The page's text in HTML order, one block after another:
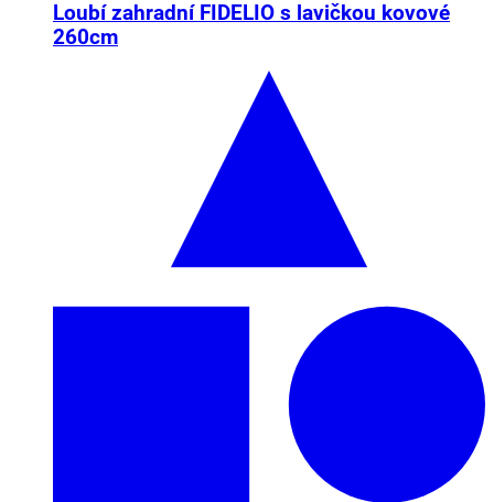
Loubí zahradní FIDELIO s lavičkou kovové
260cm